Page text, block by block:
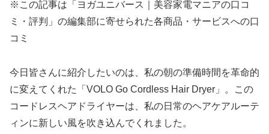
※この記事は「ヨガユニバース｜美容家電マニアの口コ
ミ・評判」の編集部に寄せられた各商品・サービスへの口
コミ
今日皆さんに紹介したいのは、私の朝の準備時間を革命的
に変えてくれた「VOLO Go Cordless Hair Dryer」。この
コードレスヘアドライヤーは、私の日常のヘアケアルーテ
ィンに新しい風を吹き込んでくれました。